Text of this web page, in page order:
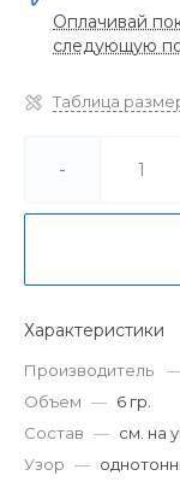
Оплачивай
следующую
Таблица
-
Характеристики
Производитель
Объем — 6 гр.
Состав — см. на
Узор —